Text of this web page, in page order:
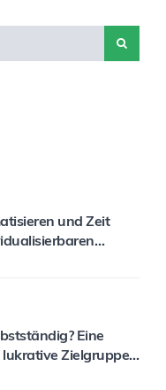
und Zeit
Eine
Zielgruppe